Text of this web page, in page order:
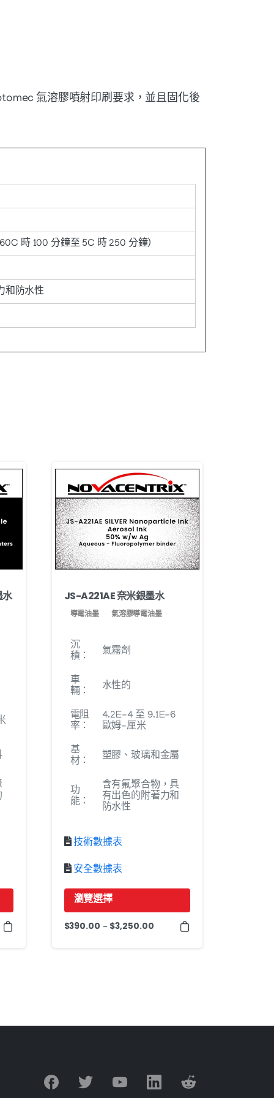
氣溶膠噴射印刷要求，並且固化後
時 100 分鐘至 5C 時 250 分鐘）
和防水性
JS-A221AE 奈米銀墨水
導電油墨 氣溶膠導電油墨
沉
積：
氣霧劑
車
輛：
水性的
電阻
率：
4.2E-4 至 9.1E-6
歐姆-厘米
基
材：
塑膠、玻璃和金屬
功
能：
含有氟聚合物，具
有出色的附著力和
防水性
技術數據表
安全數據表
瀏覽選擇
該
變
$390.00 - $3,250.00價
至
元